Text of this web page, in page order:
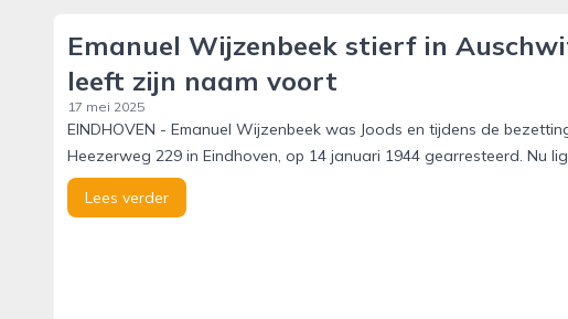
Emanuel Wijzenbeek stierf in
leeft zijn naam voort
17 mei 2025
EINDHOVEN - Emanuel Wijzenbeek was Joods en tijdens de
Heezerweg 229 in Eindhoven, op 14 januari 1944 gearresteerd. Nu
Lees verder